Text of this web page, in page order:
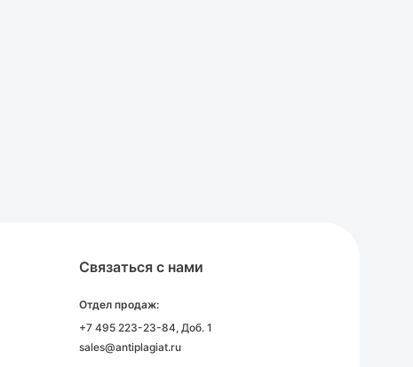
Связаться с нами
Отдел продаж:
+7 495 223-23-84, Доб. 1
sales@antiplagiat.ru